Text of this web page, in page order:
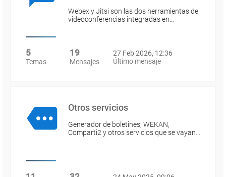
Webex y Jitsi son las dos herramientas de
videoconferencias integradas en…
5
Temas
19
Mensajes
27 Feb 2026, 12:36
Último mensaje
Otros servicios
Generador de boletines, WEKAN,
Comparti2 y otros servicios que se vayan…